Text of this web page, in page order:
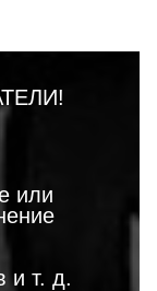
или
и т. д.